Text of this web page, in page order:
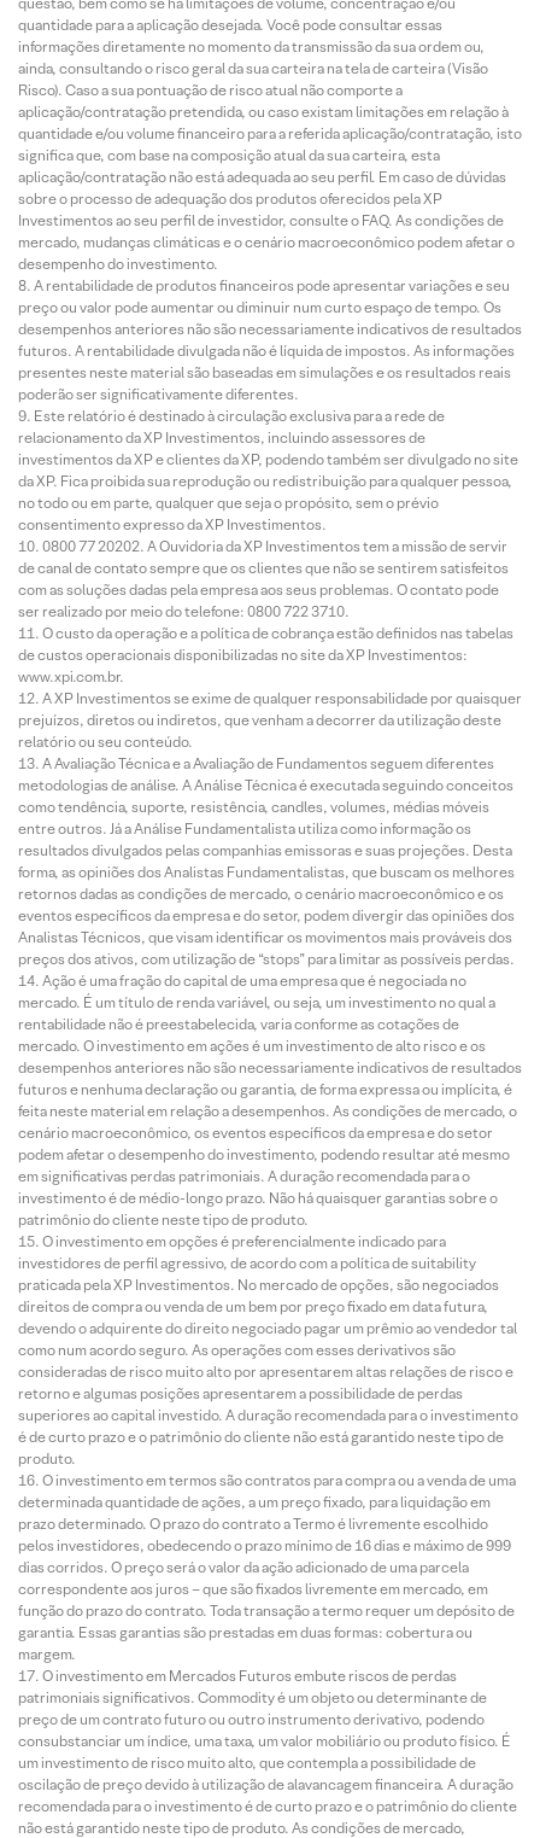
quantidade para a aplicação desejada. Você pode consultar essas
informações diretamente no momento da transmissão da sua ordem ou,
ainda, consultando o risco geral da sua carteira na tela de carteira (Visão
Risco). Caso a sua pontuação de risco atual não comporte a
aplicação/contratação pretendida, ou caso existam limitações em relação à
quantidade e/ou volume financeiro para a referida aplicação/contratação, isto
significa que, com base na composição atual da sua carteira, esta
aplicação/contratação não está adequada ao seu perfil. Em caso de dúvidas
sobre o processo de adequação dos produtos oferecidos pela XP
Investimentos ao seu perfil de investidor, consulte o FAQ. As condições de
mercado, mudanças climáticas e o cenário macroeconômico podem afetar o
desempenho do investimento.
A rentabilidade de produtos financeiros pode apresentar variações e seu
preço ou valor pode aumentar ou diminuir num curto espaço de tempo. Os
desempenhos anteriores não são necessariamente indicativos de resultados
futuros. A rentabilidade divulgada não é líquida de impostos. As informações
presentes neste material são baseadas em simulações e os resultados reais
poderão ser significativamente diferentes.
Este relatório é destinado à circulação exclusiva para a rede de
relacionamento da XP Investimentos, incluindo assessores de
investimentos da XP e clientes da XP, podendo também ser divulgado no site
da XP. Fica proibida sua reprodução ou redistribuição para qualquer pessoa,
no todo ou em parte, qualquer que seja o propósito, sem o prévio
consentimento expresso da XP Investimentos.
0800 77 20202. A Ouvidoria da XP Investimentos tem a missão de servir
de canal de contato sempre que os clientes que não se sentirem satisfeitos
com as soluções dadas pela empresa aos seus problemas. O contato pode
ser realizado por meio do telefone: 0800 722 3710.
O custo da operação e a política de cobrança estão definidos nas tabelas
de custos operacionais disponibilizadas no site da XP Investimentos:
www.xpi.com.br.
A XP Investimentos se exime de qualquer responsabilidade por quaisquer
prejuízos, diretos ou indiretos, que venham a decorrer da utilização deste
relatório ou seu conteúdo.
A Avaliação Técnica e a Avaliação de Fundamentos seguem diferentes
metodologias de análise. A Análise Técnica é executada seguindo conceitos
como tendência, suporte, resistência, candles, volumes, médias móveis
entre outros. Já a Análise Fundamentalista utiliza como informação os
resultados divulgados pelas companhias emissoras e suas projeções. Desta
forma, as opiniões dos Analistas Fundamentalistas, que buscam os melhores
retornos dadas as condições de mercado, o cenário macroeconômico e os
eventos específicos da empresa e do setor, podem divergir das opiniões dos
Analistas Técnicos, que visam identificar os movimentos mais prováveis dos
preços dos ativos, com utilização de “stops” para limitar as possíveis perdas.
Ação é uma fração do capital de uma empresa que é negociada no
mercado. É um título de renda variável, ou seja, um investimento no qual a
rentabilidade não é preestabelecida, varia conforme as cotações de
mercado. O investimento em ações é um investimento de alto risco e os
desempenhos anteriores não são necessariamente indicativos de resultados
futuros e nenhuma declaração ou garantia, de forma expressa ou implícita, é
feita neste material em relação a desempenhos. As condições de mercado, o
cenário macroeconômico, os eventos específicos da empresa e do setor
podem afetar o desempenho do investimento, podendo resultar até mesmo
em significativas perdas patrimoniais. A duração recomendada para o
investimento é de médio-longo prazo. Não há quaisquer garantias sobre o
patrimônio do cliente neste tipo de produto.
O investimento em opções é preferencialmente indicado para
investidores de perfil agressivo, de acordo com a política de suitability
praticada pela XP Investimentos. No mercado de opções, são negociados
direitos de compra ou venda de um bem por preço fixado em data futura,
devendo o adquirente do direito negociado pagar um prêmio ao vendedor tal
como num acordo seguro. As operações com esses derivativos são
consideradas de risco muito alto por apresentarem altas relações de risco e
retorno e algumas posições apresentarem a possibilidade de perdas
superiores ao capital investido. A duração recomendada para o investimento
é de curto prazo e o patrimônio do cliente não está garantido neste tipo de
produto.
O investimento em termos são contratos para compra ou a venda de uma
determinada quantidade de ações, a um preço fixado, para liquidação em
prazo determinado. O prazo do contrato a Termo é livremente escolhido
pelos investidores, obedecendo o prazo mínimo de 16 dias e máximo de 999
dias corridos. O preço será o valor da ação adicionado de uma parcela
correspondente aos juros – que são fixados livremente em mercado, em
função do prazo do contrato. Toda transação a termo requer um depósito de
garantia. Essas garantias são prestadas em duas formas: cobertura ou
margem.
O investimento em Mercados Futuros embute riscos de perdas
patrimoniais significativos. Commodity é um objeto ou determinante de
preço de um contrato futuro ou outro instrumento derivativo, podendo
consubstanciar um índice, uma taxa, um valor mobiliário ou produto físico. É
um investimento de risco muito alto, que contempla a possibilidade de
oscilação de preço devido à utilização de alavancagem financeira. A duração
recomendada para o investimento é de curto prazo e o patrimônio do cliente
não está garantido neste tipo de produto. As condições de mercado,